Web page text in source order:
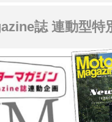
誌 連動型特